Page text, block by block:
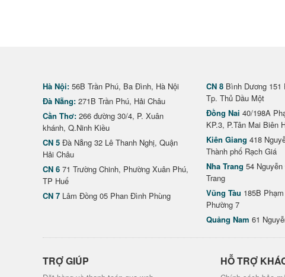
Hà Nội: 56B Trần Phú, Ba Đình, Hà Nội
Đà Nẵng: 271B Trần Phú, Hải Châu
Cần Thơ: 266 đường 30/4, P. Xuân
khánh, Q.Ninh Kiều
CN 5 Đà Nẵng 32 Lê Thanh Nghị, Quận
Hải Châu
CN 6 71 Trường Chinh, Phường Xuân Phú,
TP Huế
CN 7 Lâm Đồng 05 Phan Đình Phùng
CN 8 Bình Dương 151
Tp. Thủ Dầu Một
Đồng Nai 40/198A
KP.3, P.Tân Mai Biên
Kiên Giang 418
Thành phố Rạch Giá
Nha Trang 54
Trang
Vũng Tàu 185B
Phường 7
Quảng Nam 61
TRỢ GIÚP HỖ TRỢ